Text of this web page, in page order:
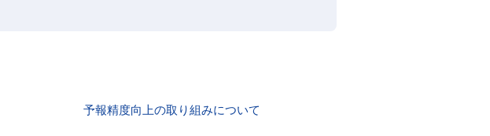
予報精度向上の取り組みについて